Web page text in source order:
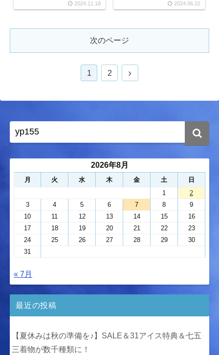
2024.11.18 2024.06.22
次のページ
1 2
2026年8月
月 火 水 木 金 土
日
1
2
3
4 5 6 7 8
9
10
11 12 13 14 15
16
17
18 19 20 21 22
23
24
25 26 27 28 29
30
31
« 7月
最近の投稿
【夏休みは秋の準備を♪】SALE＆31アイス特典＆七五
三着物が数千種類に！